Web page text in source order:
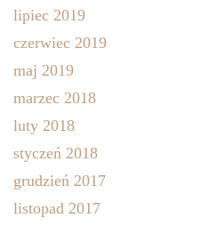
lipiec 2019
czerwiec 2019
maj 2019
marzec 2018
luty 2018
styczeń 2018
grudzień 2017
listopad 2017